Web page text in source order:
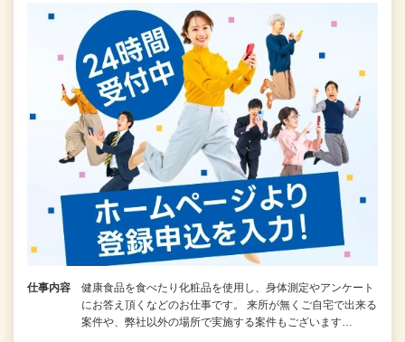
仕事内容
健康食品を食べたり化粧品を使用し、身体測定やアンケート
にお答え頂くなどのお仕事です。 来所が無くご自宅で出来る
案件や、弊社以外の場所で実施する案件もございます…